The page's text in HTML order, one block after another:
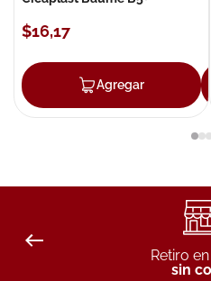
$16,17
Agregar
Retiro
sin